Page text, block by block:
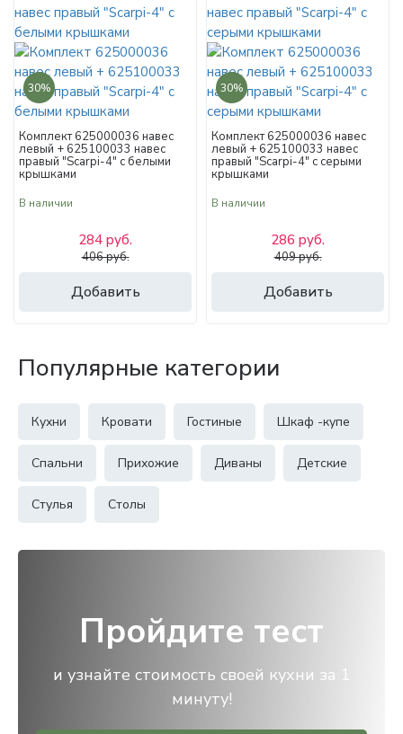
30%
Комплект 625000036 навес
левый + 625100033 навес
правый "Scarpi-4" с белыми
крышками
В наличии
Добавить
284 руб.
406 руб.
30%
Комплект 625000036 навес
левый + 625100033 навес
правый "Scarpi-4" с серыми
крышками
В наличии
Добавить
286 руб.
409 руб.
Популярные категории
Кухни Кровати Гостиные Шкаф -купе
Спальни Прихожие Диваны Детские
Стулья Столы
Пройдите тест
и узнайте стоимость своей кухни за 1
минуту!